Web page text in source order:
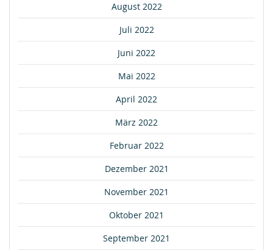
August 2022
Juli 2022
Juni 2022
Mai 2022
April 2022
März 2022
Februar 2022
Dezember 2021
November 2021
Oktober 2021
September 2021